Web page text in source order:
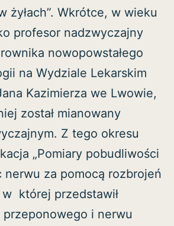
żyłach”. Wkrótce, w wieku
profesor nadzwyczajny
nowopowstałego
na Wydziale Lekarskim
Kazimierza we Lwowie,
został mianowany
Z tego okresu
„Pomiary pobudliwości
nerwu za pomocą rozbrojeń
w której przedstawił
przeponowego i nerwu